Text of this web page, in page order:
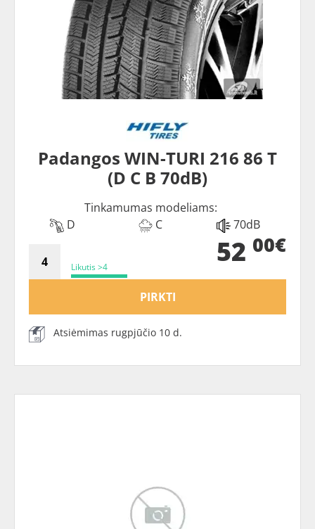
Padangos WIN-TURI 216 86 T
(D C B 70dB)
Tinkamumas modeliams:
D
C 70dB
Likutis >4 52 00€
PIRKTI
Atsiėmimas rugpjūčio 10 d.